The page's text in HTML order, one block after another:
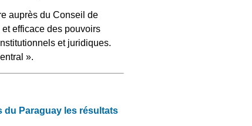
auprès du Conseil de
efficace des pouvoirs
et juridiques.
».
du Paraguay les résultats